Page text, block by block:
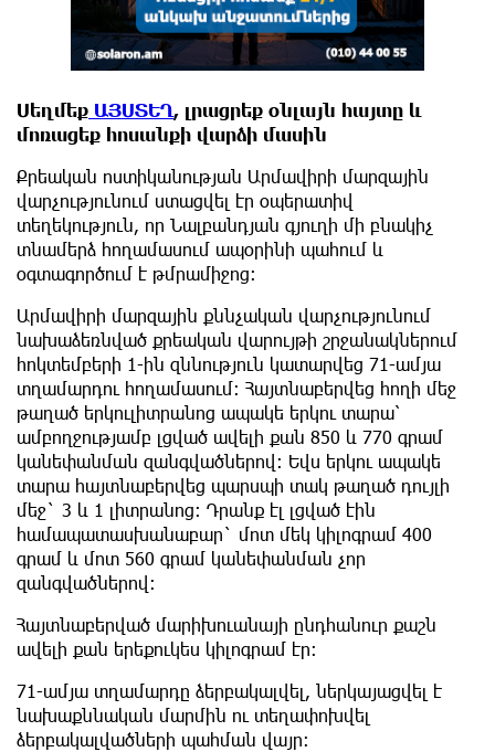
Սեղմեք ԱՅՍՏԵՂ, լրացրեք օնլայն հայտը և
մոռացեք հոսանքի վարձի մասին
Քրեական ոստիկանության Արմավիրի մարզային
վարչությունում ստացվել էր օպերատիվ
տեղեկություն, որ Նալբանդյան գյուղի մի բնակիչ
տնամերձ հողամասում ապօրինի պահում և
օգտագործում է թմրամիջոց։
Արմավիրի մարզային քննչական վարչությունում
նախաձեռնված քրեական վարույթի շրջանակներում
հոկտեմբերի 1-ին զննություն կատարվեց 71-ամյա
տղամարդու հողամասում: Հայտնաբերվեց հողի մեջ
թաղած երկուլիտրանոց ապակե երկու տարա՝
ամբողջությամբ լցված ավելի քան 850 և 770 գրամ
կանեփանման զանգվածներով: Եվս երկու ապակե
տարա հայտնաբերվեց պարսպի տակ թաղած դույլի
մեջ` 3 և 1 լիտրանոց: Դրանք էլ լցված էին
համապատասխանաբար` մոտ մեկ կիլոգրամ 400
գրամ և մոտ 560 գրամ կանեփանման չոր
զանգվածներով։
Հայտնաբերված մարիխուանայի ընդհանուր քաշն
ավելի քան երեքուկես կիլոգրամ էր:
71-ամյա տղամարդը ձերբակալվել, ներկայացվել է
նախաքննական մարմին ու տեղափոխվել
ձերբակալվածների պահման վայր։